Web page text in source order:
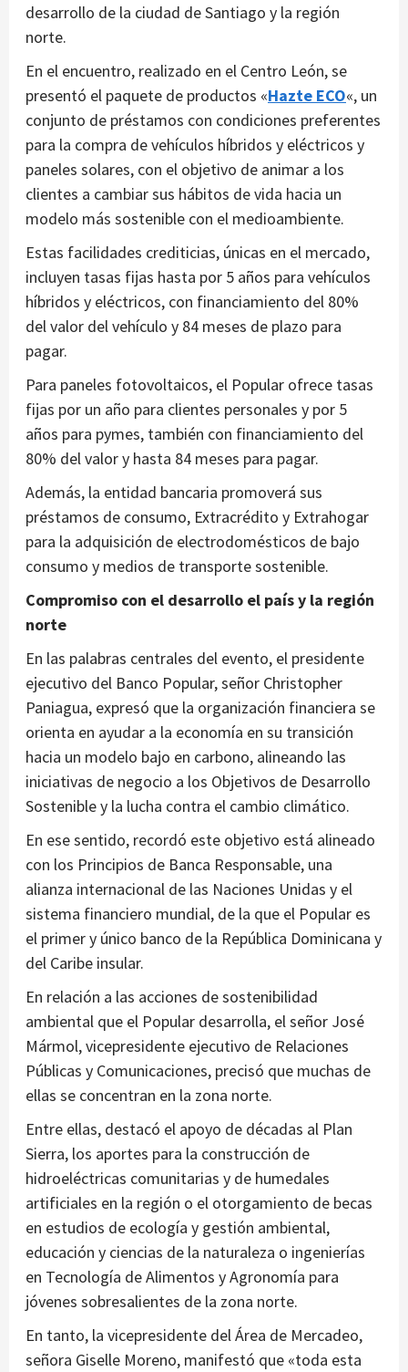
desarrollo de la ciudad de Santiago y la región
norte.
En el encuentro, realizado en el Centro León, se
presentó el paquete de productos «Hazte ECO«, un
conjunto de préstamos con condiciones preferentes
para la compra de vehículos híbridos y eléctricos y
paneles solares, con el objetivo de animar a los
clientes a cambiar sus hábitos de vida hacia un
modelo más sostenible con el medioambiente.
Estas facilidades crediticias, únicas en el mercado,
incluyen tasas fijas hasta por 5 años para vehículos
híbridos y eléctricos, con financiamiento del 80%
del valor del vehículo y 84 meses de plazo para
pagar.
Para paneles fotovoltaicos, el Popular ofrece tasas
fijas por un año para clientes personales y por 5
años para pymes, también con financiamiento del
80% del valor y hasta 84 meses para pagar.
Además, la entidad bancaria promoverá sus
préstamos de consumo, Extracrédito y Extrahogar
para la adquisición de electrodomésticos de bajo
consumo y medios de transporte sostenible.
Compromiso con el desarrollo el país y la región
norte
En las palabras centrales del evento, el presidente
ejecutivo del Banco Popular, señor Christopher
Paniagua, expresó que la organización financiera se
orienta en ayudar a la economía en su transición
hacia un modelo bajo en carbono, alineando las
iniciativas de negocio a los Objetivos de Desarrollo
Sostenible y la lucha contra el cambio climático.
En ese sentido, recordó este objetivo está alineado
con los Principios de Banca Responsable, una
alianza internacional de las Naciones Unidas y el
sistema financiero mundial, de la que el Popular es
el primer y único banco de la República Dominicana y
del Caribe insular.
En relación a las acciones de sostenibilidad
ambiental que el Popular desarrolla, el señor José
Mármol, vicepresidente ejecutivo de Relaciones
Públicas y Comunicaciones, precisó que muchas de
ellas se concentran en la zona norte.
Entre ellas, destacó el apoyo de décadas al Plan
Sierra, los aportes para la construcción de
hidroeléctricas comunitarias y de humedales
artificiales en la región o el otorgamiento de becas
en estudios de ecología y gestión ambiental,
educación y ciencias de la naturaleza o ingenierías
en Tecnología de Alimentos y Agronomía para
jóvenes sobresalientes de la zona norte.
En tanto, la vicepresidente del Área de Mercadeo,
señora Giselle Moreno, manifestó que «toda esta